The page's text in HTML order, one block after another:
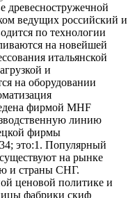
древесностружечной
ведущих российский и
по технологии
на новейшей
итальянской
и
на оборудовании
фирмой MHF
линию
фирмы
это:1. Популярный
на рынке
и страны СНГ.
ценовой политике и
фабрики скиф